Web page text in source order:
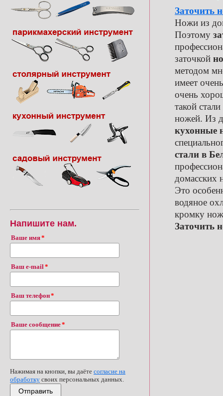
Напишите нам.
Ваше имя
Ваш e-mail
Ваш телефон
Ваше сообщение
Нажимая на кнопки, вы даёте согласие на
обработку своих персональных данных.
Отправить
Заточить
Ножи из
Поэтому
заточкой
методом
имеет
очень
такой
ножей. Из
кухонные
стали в
домасских
Это
водяное
кромку
Заточить